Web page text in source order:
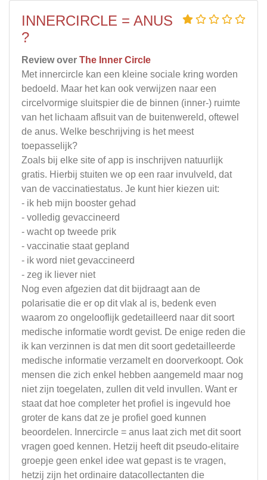
INNERCIRCLE = ANUS
?
Review over The Inner Circle
Met innercircle kan een kleine sociale kring worden
bedoeld. Maar het kan ook verwijzen naar een
circelvormige sluitspier die de binnen (inner-) ruimte
van het lichaam aflsuit van de buitenwereld, oftewel
de anus. Welke beschrijving is het meest
toepasselijk?
Zoals bij elke site of app is inschrijven natuurlijk
gratis. Hierbij stuiten we op een raar invulveld, dat
van de vaccinatiestatus. Je kunt hier kiezen uit:
- ik heb mijn booster gehad
- volledig gevaccineerd
- wacht op tweede prik
- vaccinatie staat gepland
- ik word niet gevaccineerd
- zeg ik liever niet
Nog even afgezien dat dit bijdraagt aan de
polarisatie die er op dit vlak al is, bedenk even
waarom zo ongelooflijk gedetailleerd naar dit soort
medische informatie wordt gevist. De enige reden die
ik kan verzinnen is dat men dit soort gedetailleerde
medische informatie verzamelt en doorverkoopt. Ook
mensen die zich enkel hebben aangemeld maar nog
niet zijn toegelaten, zullen dit veld invullen. Want er
staat dat hoe completer het profiel is ingevuld hoe
groter de kans dat ze je profiel goed kunnen
beoordelen. Innercircle = anus laat zich met dit soort
vragen goed kennen. Hetzij heeft dit pseudo-elitaire
groepje geen enkel idee wat gepast is te vragen,
hetzij zijn het ordinaire datacollectanten die